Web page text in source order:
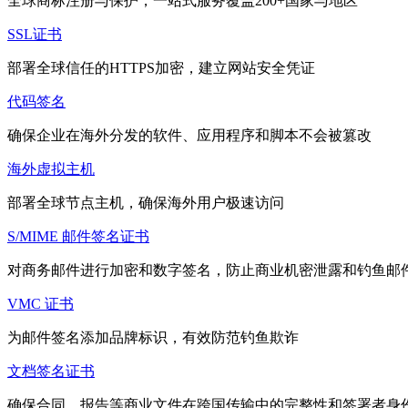
SSL证书
部署全球信任的HTTPS加密，建立网站安全凭证
代码签名
确保企业在海外分发的软件、应用程序和脚本不会被篡改
海外虚拟主机
部署全球节点主机，确保海外用户极速访问
S/MIME 邮件签名证书
对商务邮件进行加密和数字签名，防止商业机密泄露和钓鱼邮
VMC 证书
为邮件签名添加品牌标识，有效防范钓鱼欺诈
文档签名证书